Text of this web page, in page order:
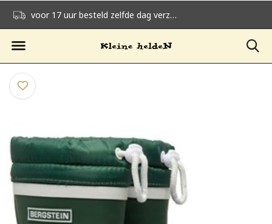
voor 17 uur besteld zelfde dag verzonden